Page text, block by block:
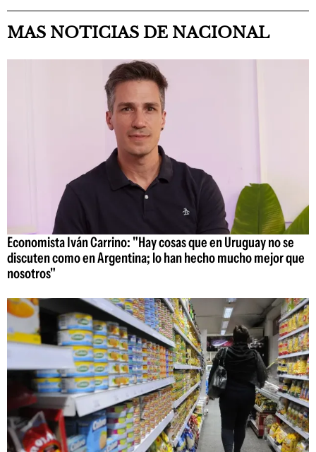
MAS NOTICIAS DE NACIONAL
Economista Iván Carrino: "Hay cosas que en Uruguay no se
discuten como en Argentina; lo han hecho mucho mejor que
nosotros"